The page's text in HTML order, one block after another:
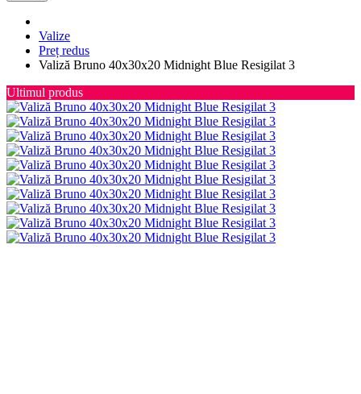
Valize
Preț redus
Valiză Bruno 40x30x20 Midnight Blue Resigilat 3
Ultimul produs